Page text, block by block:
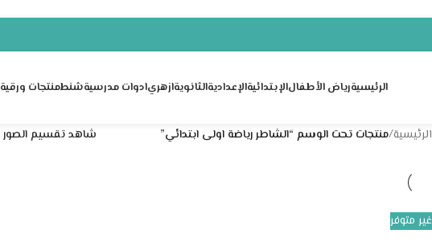
الرئيسيةرياض الأطفالالإبتدائيةالإعداديةالثانويةازهريادوات مدرسيةشنطمنتجات ورقية
الرئيسية/منتجات تحت الوسم “الشاطر رياضة اولى ابتدائي” شاهد تقسيم الصور
غير متوفر